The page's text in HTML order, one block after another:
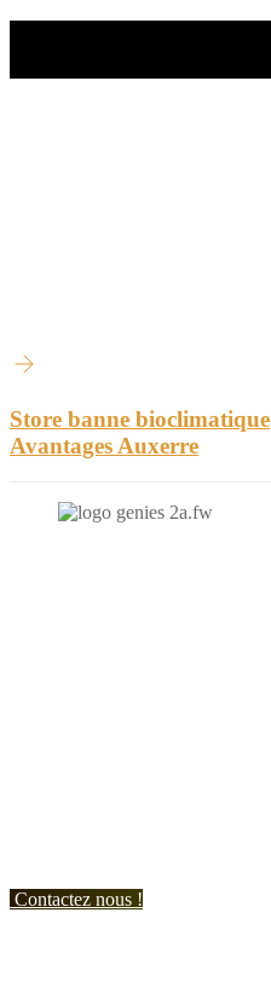
Store banne bioclimatique
Avantages Auxerre
Contactez nous !